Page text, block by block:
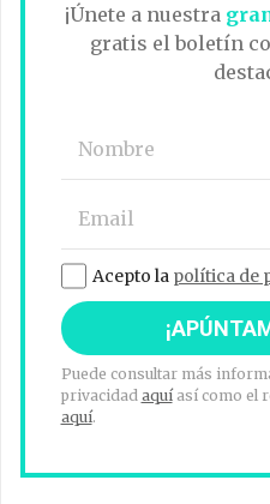
¡Únete a nuestra
gratis el boletín
Acepto la política de
Puede consultar más
privacidad aquíasí como el
aquí.